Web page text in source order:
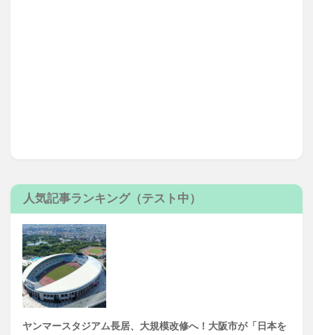
人気記事ランキング（テスト中）
ヤンマースタジアム長居、大規模改修へ！大阪市が「日本を